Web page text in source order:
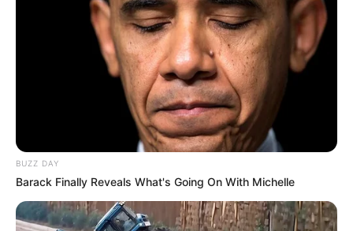
Capturan en La Guajira a
alias ‘El Gallero’, pedido en
extradición por Estados
Unidos
MUERTE DE MUJERES
murió Yulixa Toloza no se
le hizo el milagro y la
cogieron pidiendo perdón
en misa
BUZZ DAY
Barack Finally Reveals What's Going On With Michelle